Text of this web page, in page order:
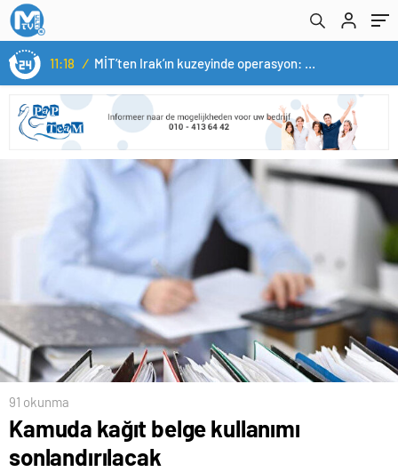
11:18 / MİT’ten Irak’ın kuzeyinde operasyon: Ramazan Güneş Türkiye’ye getirildi
91 okunma
Kamuda kağıt belge kullanımı
sonlandırılacak